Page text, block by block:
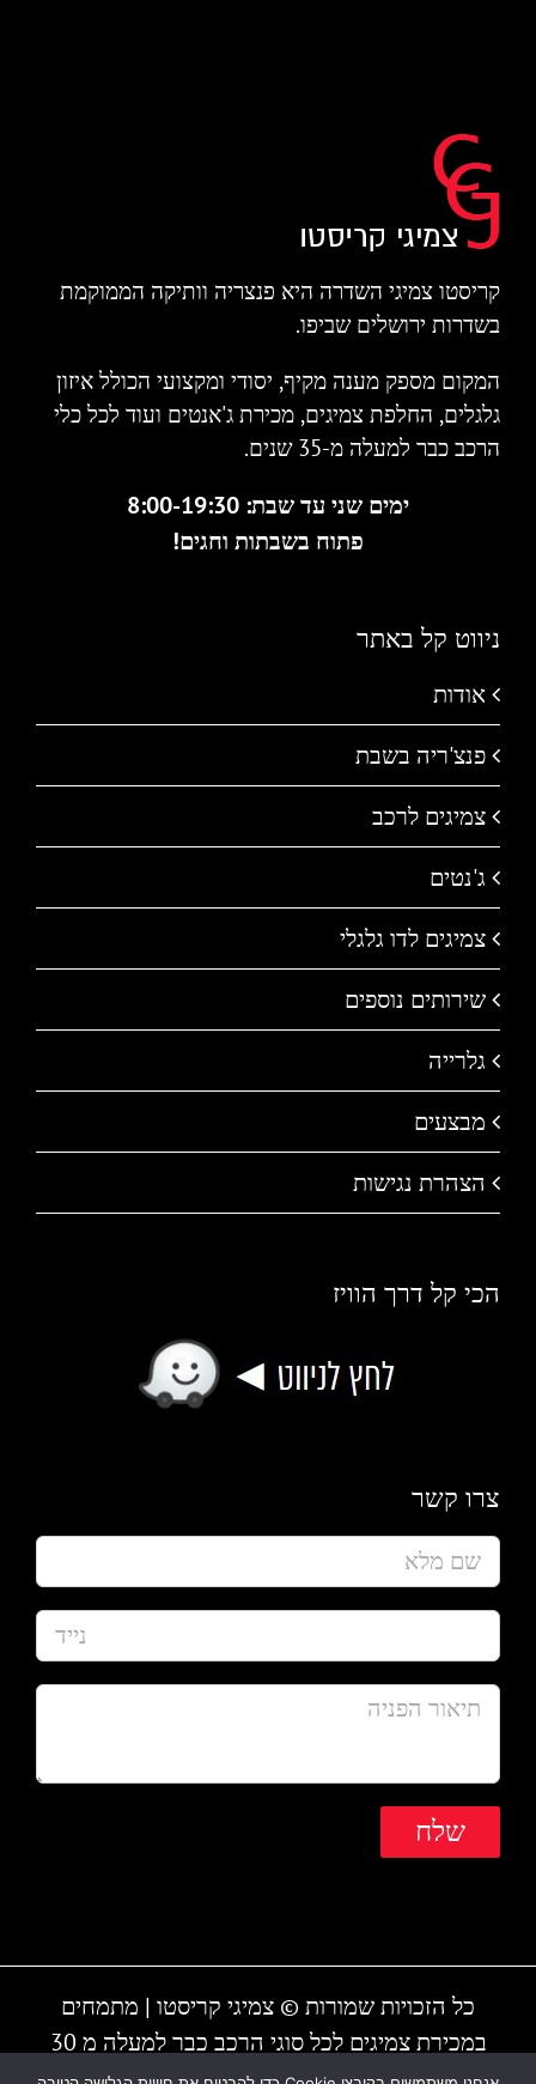
קריסטו צמיגי השדרה היא פנצריה וותיקה הממוקמת
בשדרות ירושלים שביפו.
המקום מספק מענה מקיף, יסודי ומקצועי הכולל איזון
גלגלים, החלפת צמיגים, מכירת ג'אנטים ועוד לכל כלי
הרכב כבר למעלה מ-35 שנים.
ימים שני עד שבת: 8:00-19:30
פתוח בשבתות וחגים!
ניווט קל באתר
אודות
פנצ'ריה בשבת
צמיגים לרכב
ג'נטים
צמיגים לדו גלגלי
שירותים נוספים
גלרייה
מבצעים
הצהרת נגישות
הכי קל דרך הוויז
צרו קשר
כל הזכויות שמורות © צמיגי קריסטו | מתמחים
במכירת צמיגים לכל סוגי הרכב כבר למעלה מ 30
שנה | המקום עובד גם בשבת | חייגו - 1-700-700-